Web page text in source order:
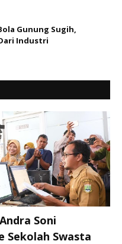
Gunung Sugih,
Industri
Soni
Sekolah Swasta